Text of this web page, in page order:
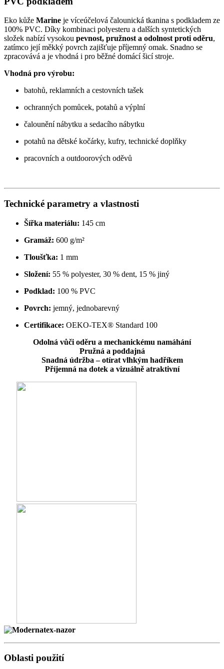
Eko kůže Marine je víceúčelová čalounická tkanina s podkladem ze
100% PVC. Díky kombinaci polyesteru a dalších syntetických
složek nabízí vysokou pevnost, pružnost a odolnost proti oděru,
zatímco její měkký povrch zajišťuje příjemný omak. Snadno se
zpracovává a je vhodná i pro běžné domácí šicí stroje.
Vhodná pro výrobu:
batohů, reklamních a cestovních tašek
ochranných pomůcek, potahů a výplní
čalounění nábytku a sedacího nábytku
potahů na dětské kočárky, kufry, technické doplňky
pracovních a outdoorových oděvů
Technické parametry a vlastnosti
Šířka materiálu: 145 cm
Gramáž: 600 g/m²
Tloušťka: 1 mm
Složení: 55 % polyester, 30 % dent, 15 % jiný
Podklad: 100 % PVC
Povrch: jemný, jednobarevný
Certifikace: OEKO-TEX® Standard 100
Odolná vůči oděru a mechanickému namáhání
Pružná a poddajná
Snadná údržba – otírat vlhkým hadříkem
Příjemná na dotek a vizuálně atraktivní
Oblasti použití